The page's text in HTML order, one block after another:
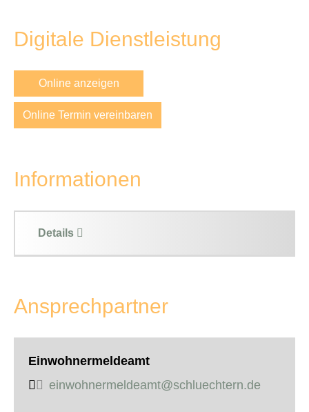
Digitale Dienstleistung
Online anzeigen
Online Termin vereinbaren
Informationen
Details
Ansprechpartner
Einwohnermeldeamt
einwohnermeldeamt@schluechtern.de